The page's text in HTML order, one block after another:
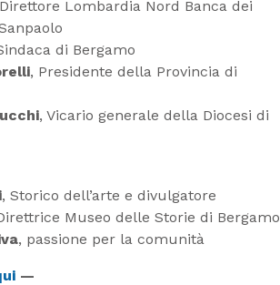
Lombardia Nord Banca dei
di Bergamo
, Presidente della Provincia di
, Vicario generale della Diocesi di
, Storico dell’arte e divulgatore
Museo delle Storie di Bergamo
, passione per la comunità
—